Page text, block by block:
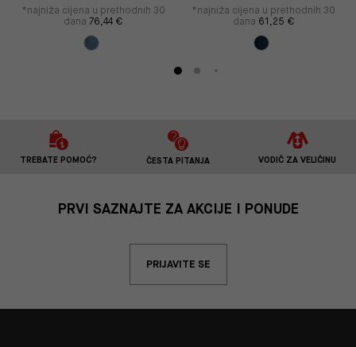
*najniža cijena u prethodnih 30
dana 76,44 €
*najniža cijena u prethodnih 30
dana 61,25 €
TREBATE POMOĆ? ČESTA PITANJA VODIČ ZA VELIČINU
PRVI SAZNAJTE ZA AKCIJE I PONUDE
PRIJAVITE SE